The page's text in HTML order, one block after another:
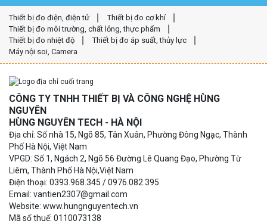
Thiết bị đo điện, điện tử
Thiết bị đo cơ khí
Thiết bị đo môi trường, chất lỏng, thực phẩm
Thiết bị đo nhiệt độ
Thiết bị đo áp suất, thủy lực
Máy nội soi, Camera
CÔNG TY TNHH THIẾT BỊ VÀ CÔNG NGHỆ HÙNG
NGUYÊN
HÙNG NGUYÊN TECH - HÀ NỘI
Địa chỉ: Số nhà 15, Ngõ 85, Tân Xuân, Phường Đông Ngạc, Thành
Phố Hà Nội, Việt Nam
VPGD: Số 1, Ngách 2, Ngõ 56 Đường Lê Quang Đạo, Phường Từ
Liêm, Thành Phố Hà Nội,Việt Nam
Điện thoại: 0393.968.345 / 0976.082.395
Email: vantien2307@gmail.com
Website: www.hungnguyentech.vn
Mã số thuế: 0110073138